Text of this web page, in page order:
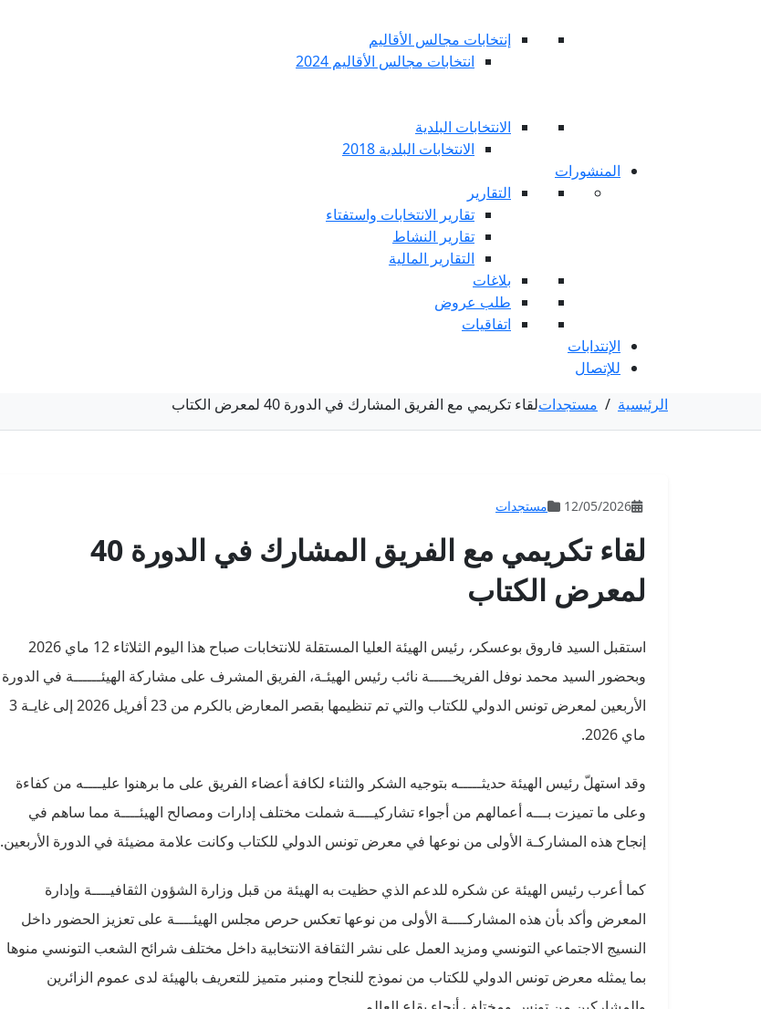
إنتخابات مجالس الأقاليم
انتخابات مجالس الأقاليم 2024
الانتخابات البلدية
الانتخابات البلدية 2018
المنشورات
التقارير
تقارير الانتخابات واستفتاء
تقارير النشاط
التقارير المالية
بلاغات
طلب عروض
اتفاقيات
الإنتدابات
للإتصال
الرئيسية / مستجداتلقاء تكريمي مع الفريق المشارك في الدورة 40 لمعرض الكتاب
12/05/2026 مستجدات
لقاء تكريمي مع الفريق المشارك في الدورة 40
لمعرض الكتاب
استقبل السيد فاروق بوعسكر، رئيس الهيئة العليا المستقلة للانتخابات صباح هذا اليوم الثلاثاء 12 ماي 2026
وبحضور السيد محمد نوفل الفريخـــــة نائب رئيس الهيئـة، الفريق المشرف على مشاركة الهيئــــــة في الدورة
الأربعين لمعرض تونس الدولي للكتاب والتي تم تنظيمها بقصر المعارض بالكرم من 23 أفريل 2026 إلى غايـة 3
ماي 2026.
وقد استهلّ رئيس الهيئة حديثـــــه بتوجيه الشكر والثناء لكافة أعضاء الفريق على ما برهنوا عليــــه من كفاءة
وعلى ما تميزت بـــه أعمالهم من أجواء تشاركيــــة شملت مختلف إدارات ومصالح الهيئــــة مما ساهم في
إنجاح هذه المشاركـة الأولى من نوعها في معرض تونس الدولي للكتاب وكانت علامة مضيئة في الدورة الأربعين.
كما أعرب رئيس الهيئة عن شكره للدعم الذي حظيت به الهيئة من قبل وزارة الشؤون الثقافيــــة وإدارة
المعرض وأكد بأن هذه المشاركــــة الأولى من نوعها تعكس حرص مجلس الهيئــــة على تعزيز الحضور داخل
النسيج الاجتماعي التونسي ومزيد العمل على نشر الثقافة الانتخابية داخل مختلف شرائح الشعب التونسي منوها
بما يمثله معرض تونس الدولي للكتاب من نموذج للنجاح ومنبر متميز للتعريف بالهيئة لدى عموم الزائرين